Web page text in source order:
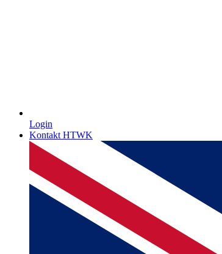
Login
Kontakt HTWK